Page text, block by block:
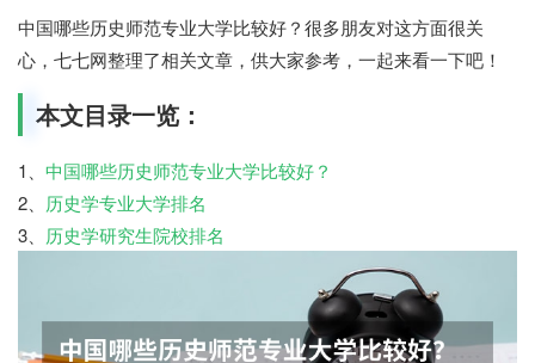
中国哪些历史师范专业大学比较好？很多朋友对这方面很关
心，七七网整理了相关文章，供大家参考，一起来看一下吧！
本文目录一览：
1、 中国哪些历史师范专业大学比较好？
2、 历史学专业大学排名
3、 历史学研究生院校排名